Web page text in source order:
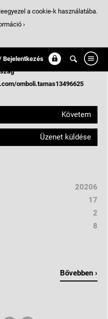
Bejelentkezés
omboli.tamas13496625
Követem
Üzenet küldése
20206
17
2
8
Bővebben ›
a cookie-k használatába.
›